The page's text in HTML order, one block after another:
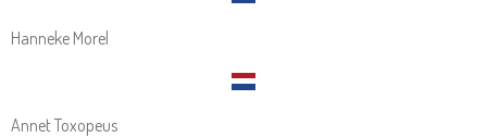
Hanneke Morel
Annet Toxopeus